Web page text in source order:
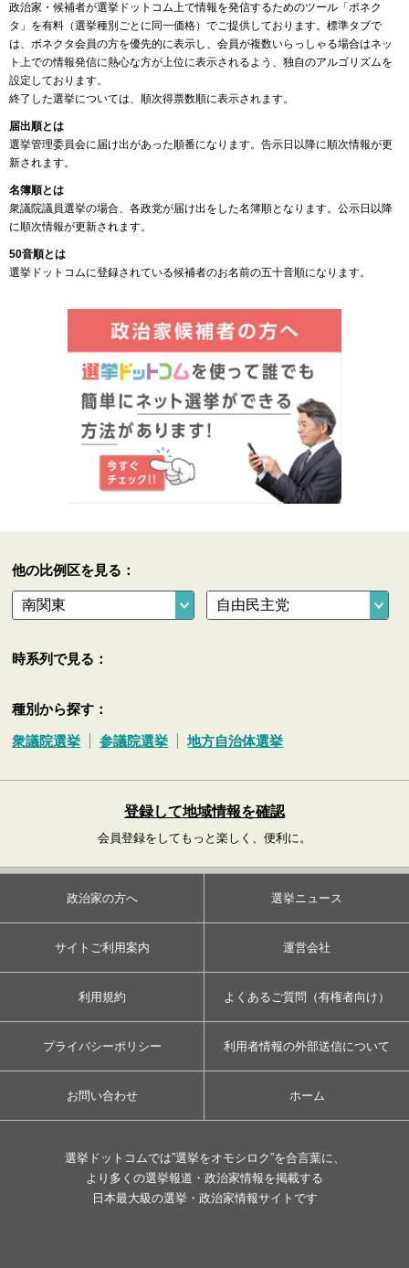
政治家・候補者が選挙ドットコム上で情報を発信するためのツール「ボネク
タ」を有料（選挙種別ごとに同一価格）でご提供しております。標準タブで
は、ボネクタ会員の方を優先的に表示し、会員が複数いらっしゃる場合はネッ
ト上での情報発信に熱心な方が上位に表示されるよう、独自のアルゴリズムを
設定しております。
終了した選挙については、順次得票数順に表示されます。
届出順とは
選挙管理委員会に届け出があった順番になります。告示日以降に順次情報が更
新されます。
名簿順とは
衆議院議員選挙の場合、各政党が届け出をした名簿順となります。公示日以降
に順次情報が更新されます。
50音順とは
選挙ドットコムに登録されている候補者のお名前の五十音順になります。
他の比例区を見る：
時系列で見る：
種別から探す：
衆議院選挙 参議院選挙 地方自治体選挙
登録して地域情報を確認
会員登録をしてもっと楽しく、便利に。
政治家の方へ 選挙ニュース
サイトご利用案内 運営会社
利用規約 よくあるご質問（有権者向け）
プライバシーポリシー 利用者情報の外部送信について
お問い合わせ ホーム
選挙ドットコムでは”選挙をオモシロク”を合言葉に、
より多くの選挙報道・政治家情報を掲載する
日本最大級の選挙・政治家情報サイトです